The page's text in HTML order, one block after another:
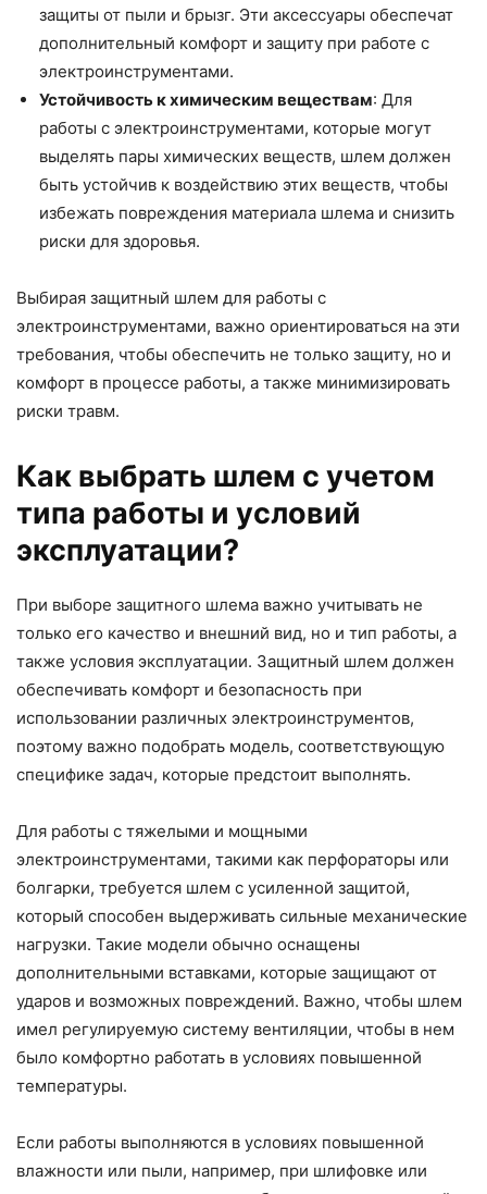
защиты от пыли и брызг. Эти аксессуары обеспечат
дополнительный комфорт и защиту при работе с
электроинструментами.
Устойчивость к химическим веществам: Для
работы с электроинструментами, которые могут
выделять пары химических веществ, шлем должен
быть устойчив к воздействию этих веществ, чтобы
избежать повреждения материала шлема и снизить
риски для здоровья.
Выбирая защитный шлем для работы с
электроинструментами, важно ориентироваться на эти
требования, чтобы обеспечить не только защиту, но и
комфорт в процессе работы, а также минимизировать
риски травм.
Как выбрать шлем с учетом
типа работы и условий
эксплуатации?
При выборе защитного шлема важно учитывать не
только его качество и внешний вид, но и тип работы, а
также условия эксплуатации. Защитный шлем должен
обеспечивать комфорт и безопасность при
использовании различных электроинструментов,
поэтому важно подобрать модель, соответствующую
специфике задач, которые предстоит выполнять.
Для работы с тяжелыми и мощными
электроинструментами, такими как перфораторы или
болгарки, требуется шлем с усиленной защитой,
который способен выдерживать сильные механические
нагрузки. Такие модели обычно оснащены
дополнительными вставками, которые защищают от
ударов и возможных повреждений. Важно, чтобы шлем
имел регулируемую систему вентиляции, чтобы в нем
было комфортно работать в условиях повышенной
температуры.
Если работы выполняются в условиях повышенной
влажности или пыли, например, при шлифовке или